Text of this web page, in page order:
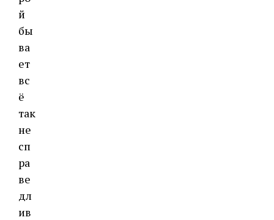
й
бы
ва
ет
вс
ё
так
не
сп
ра
ве
дл
ив